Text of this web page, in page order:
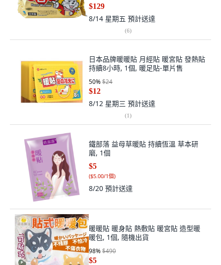
$129
8/14 星期五 預計送達
(6)
日本品牌暖暖貼 月經貼 暖宮貼 發熱貼
持續8小時, 1個, 暖足貼-單片售
50%$24
$12
8/12 星期三 預計送達
(1)
鐵部落 益母草暖貼 持續恆溫 草本研
磨, 1個
$5
($5.00/1個)
8/20 預計送達
暖暖貼 暖身貼 熱敷貼 暖宮貼 造型暖
暖包, 1個, 隨機出貨
98%$490
$5